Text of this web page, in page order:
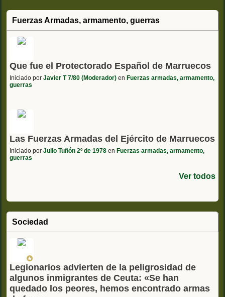
Fuerzas Armadas, armamento, guerras
Que fue el Protectorado Español de Marruecos
Iniciado por Javier T 7/80 (Moderador) en Fuerzas armadas, armamento,
guerras
Las Fuerzas Armadas del Ejército de Marruecos
Iniciado por Julio Tuñón 2º de 1978 en Fuerzas armadas, armamento,
guerras
Ver todos
Sociedad
Legionarios advierten de la peligrosidad de
algunos inmigrantes de Ceuta: «Se han
quedado los peores, hemos encontrado armas